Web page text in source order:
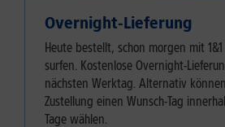
Overnight-Lieferung
Heute bestellt, schon morgen mit
surfen. Kostenlose Overnight-
nächsten Werktag. Alternativ
Zustellung einen Wunsch-Tag
Tage wählen.